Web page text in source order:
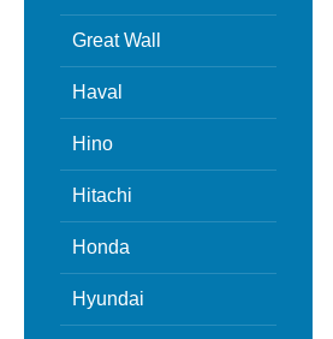
Great Wall
Haval
Hino
Hitachi
Honda
Hyundai